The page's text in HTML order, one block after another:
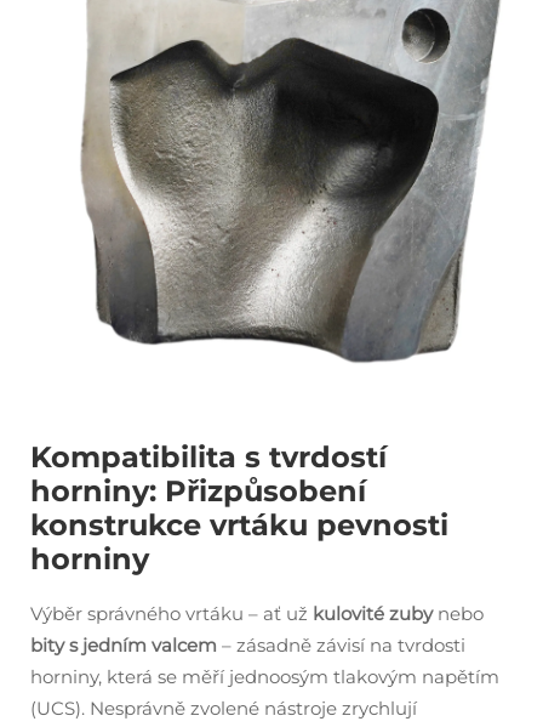
Kompatibilita s tvrdostí
horniny: Přizpůsobení
konstrukce vrtáku pevnosti
horniny
Výběr správného vrtáku – ať už kulovité zuby nebo
bity s jedním valcem – zásadně závisí na tvrdosti
horniny, která se měří jednoosým tlakovým napětím
(UCS). Nesprávně zvolené nástroje zrychlují